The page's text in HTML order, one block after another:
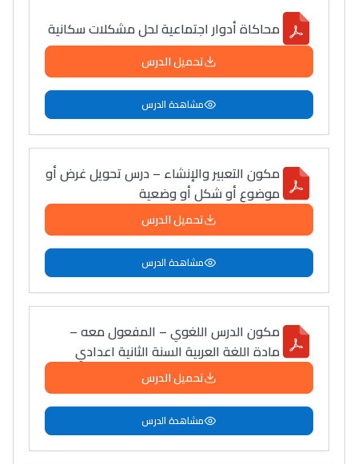
Lycée Maroc
محاكاة أدوار اجتماعية لحل مشكلات سكانية
تحميل الدرس
مشاهدة الدرس
مكون التعبير والإنشاء – درس تحويل غرض أو
موضوع أو شكل أو وضعية
تحميل الدرس
مشاهدة الدرس
مكون الدرس اللغوي – المفعول معه –
مادة اللغة العربية السنة الثانية اعدادي
تحميل الدرس
مشاهدة الدرس